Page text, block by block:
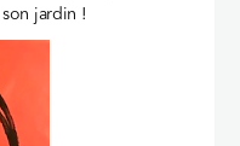
jardin !